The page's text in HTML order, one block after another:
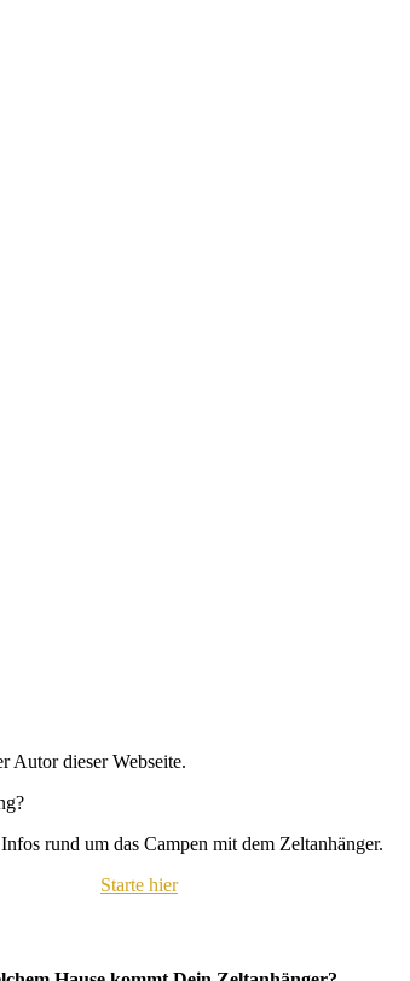
Autor dieser Webseite.
rund um das Campen mit dem Zeltanhänger.
Starte hier